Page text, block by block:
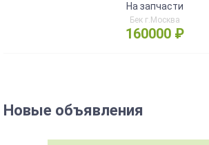
На запчасти
Бек г.Москва
160000 ₽
Новые объявления